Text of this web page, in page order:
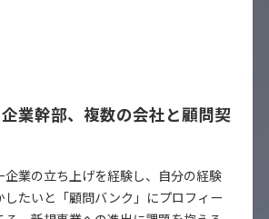
業幹部、複数の会社と顧問契
企業の立ち上げを経験し、自分の経験
したいと「顧問バンク」にプロフィー